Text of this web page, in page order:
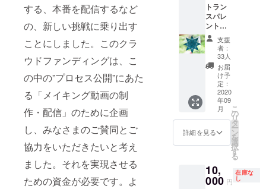
する、本番を配信するなど
の、新しい挑戦に乗り出す
ことにしました。このクラ
ウドファンディングは、こ
の中の”プロセス公開”にあた
る「メイキング動画の制
作・配信」のために企画
し、みなさまのご賛同とご
協力をいただきたいと考え
ました。それを実現させる
ための資金が必要です。よ
トラン
スパレ
ントス
ター
（模様
や色は
選べま
ん）、
感謝状
支援
者：
33人
お届
け予
定：
2020
年09
月
詳細を見る
こ
の
リ
タ
ー
ン
を
選
択
す
る
10,
000 円
在庫な
し